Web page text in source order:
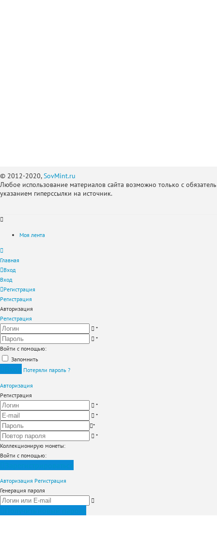
© 2012-2020,SovMint.ru
Любое использование материалов сайта возможно только с
указанием гиперссылки на источник.
Моя лента
Главная
Вход
Вход
Регистрация
Регистрация
Авторизация
Регистрация
*
*
Войти с помощью:
Запомнить
Потеряли пароль ?
Авторизация
Регистрация
*
*
*
*
Коллекционирую монеты:
Войти с помощью:
Авторизация Регистрация
Генерация пароля